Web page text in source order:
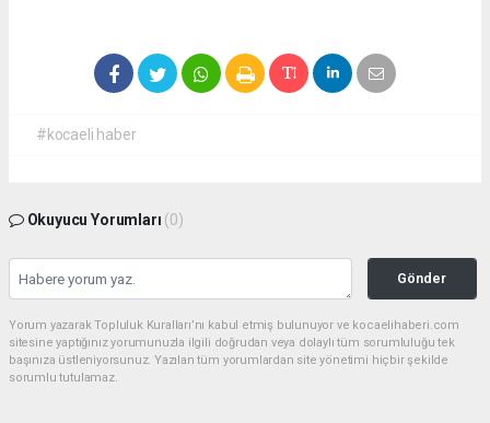
#kocaeli haber
Okuyucu Yorumları (0)
Gönder
Yorum yazarak Topluluk Kuralları’nı kabul etmiş bulunuyor ve kocaelihaberi.com
sitesine yaptığınız yorumunuzla ilgili doğrudan veya dolaylı tüm sorumluluğu tek
başınıza üstleniyorsunuz. Yazılan tüm yorumlardan site yönetimi hiçbir şekilde
sorumlu tutulamaz.